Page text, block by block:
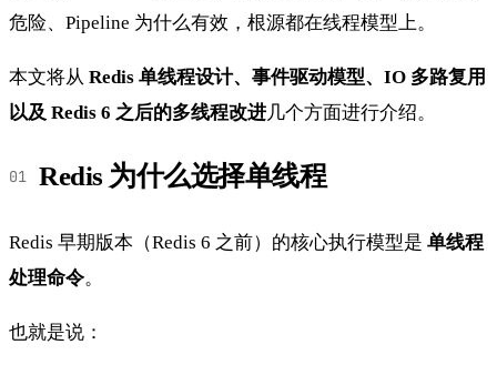
危险、Pipeline 为什么有效，根源都在线程模型上。
本文将从 Redis 单线程设计、事件驱动模型、IO 多路复用
以及 Redis 6 之后的多线程改进几个方面进行介绍。
Redis 为什么选择单线程
Redis 早期版本（Redis 6 之前）的核心执行模型是 单线程
处理命令。
也就是说：